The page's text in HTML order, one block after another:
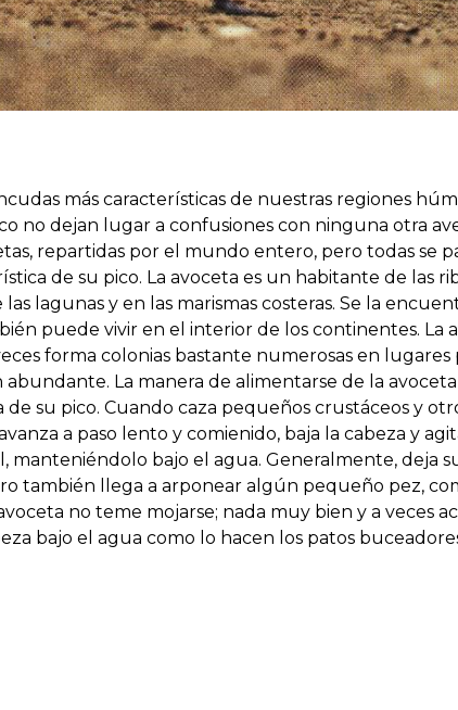
más características de nuestras regiones
no dejan lugar a confusiones con ninguna otra
repartidas por el mundo entero, pero todas se
de su pico. La avoceta es un habitante de las
lagunas y en las marismas costeras. Se la
puede vivir en el interior de los continentes. La
forma colonias bastante numerosas en lugares
La manera de alimentarse de la
de su pico. Cuando caza pequeños crustáceos y
a paso lento y comienido, baja la cabeza y
manteniéndolo bajo el agua. Generalmente, deja
también llega a arponear algún pequeño pez,
no teme mojarse; nada muy bien y a veces
bajo el agua como lo hacen los patos